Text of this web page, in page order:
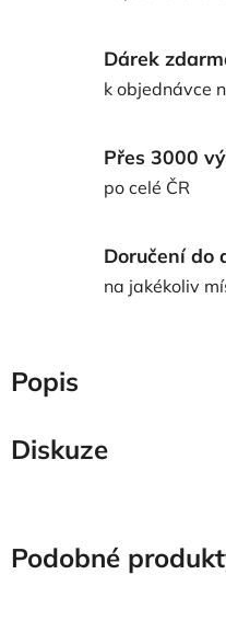
Dárek
k objednávce
Přes 3000
po celé ČR
Doručení do
na jakékoliv
Popis
Diskuze
Podobné